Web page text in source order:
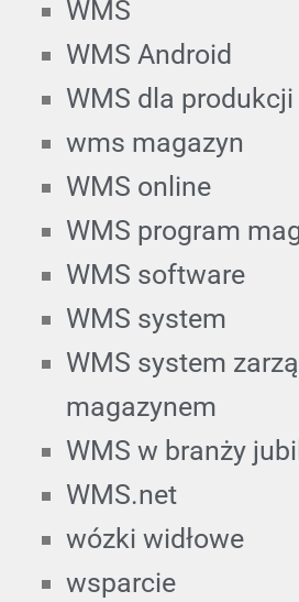
WMS
WMS Android
WMS dla produkcji
wms magazyn
WMS online
WMS program
WMS software
WMS system
WMS system
magazynem
WMS w branży
WMS.net
wózki widłowe
wsparcie